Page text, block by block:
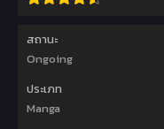
สถานะ
Ongoing
ประเภท
Manga